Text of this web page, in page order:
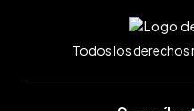
Todos los